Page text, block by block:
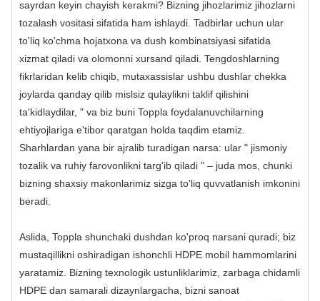
sayrdan keyin chayish kerakmi? Bizning jihozlarimiz jihozlarni
tozalash vositasi sifatida ham ishlaydi. Tadbirlar uchun ular
to'liq ko'chma hojatxona va dush kombinatsiyasi sifatida
xizmat qiladi va olomonni xursand qiladi. Tengdoshlarning
fikrlaridan kelib chiqib, mutaxassislar ushbu dushlar chekka
joylarda qanday qilib mislsiz qulaylikni taklif qilishini
ta'kidlaydilar, " va biz buni Toppla foydalanuvchilarning
ehtiyojlariga e'tibor qaratgan holda taqdim etamiz.
Sharhlardan yana bir ajralib turadigan narsa: ular " jismoniy
tozalik va ruhiy farovonlikni targ'ib qiladi " – juda mos, chunki
bizning shaxsiy makonlarimiz sizga to'liq quvvatlanish imkonini
beradi.
Aslida, Toppla shunchaki dushdan ko'proq narsani quradi; biz
mustaqillikni oshiradigan ishonchli HDPE mobil hammomlarini
yaratamiz. Bizning texnologik ustunliklarimiz, zarbaga chidamli
HDPE dan samarali dizaynlargacha, bizni sanoat